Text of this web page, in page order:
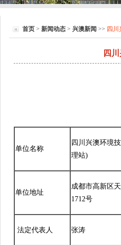
首页 > 新闻动态 > 兴澳新闻 >> 四
四
单位名称
四川兴澳环境
理站)
单位地址
成都市高新区
1712号
法定代表人 张涛